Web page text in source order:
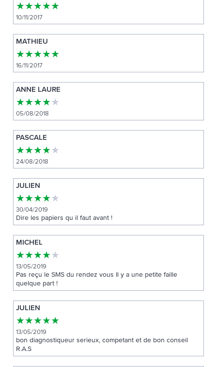
★★★★★
10/11/2017
MATHIEU
★★★★★
16/11/2017
ANNE LAURE
★★★★★
05/08/2018
PASCALE
★★★★★
24/08/2018
JULIEN
★★★★★
30/04/2019
Dire les papiers qu il faut avant !
MICHEL
★★★★★
13/05/2019
Pas reçu le SMS du rendez vous Il y a une petite faille
quelque part !
JULIEN
★★★★★
13/05/2019
bon diagnostiqueur serieux, competant et de bon conseil
R.A.S